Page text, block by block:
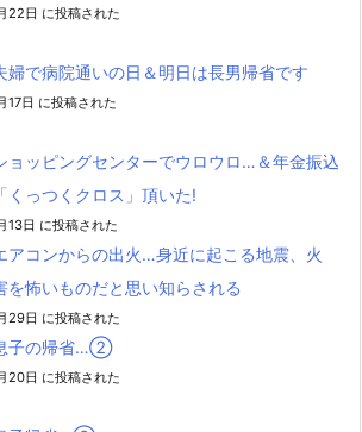
22日 に投稿された
婦で病院通いの日＆明日は長男帰省です
17日 に投稿された
ョッピングセンターでウロウロ…＆年金振込
くっつくクロス」頂いた!
13日 に投稿された
アコンからの出火…身近に起こる地震、火
を怖いものだと思い知らされる
29日 に投稿された
子の帰省…②
20日 に投稿された